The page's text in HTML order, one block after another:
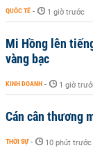
QUỐC TẾ - 1 giờ trước
Mi Hồng lên
vàng bạc
KINH DOANH - 1 giờ
Cán cân thương
THỜI SỰ - 10 phút trước